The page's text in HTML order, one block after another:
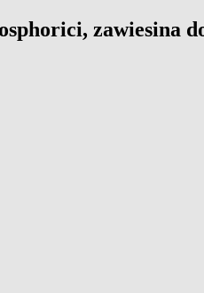
zawiesina